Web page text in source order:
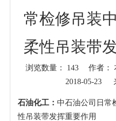
常检修吊装
柔性吊装带
浏览数量： 143 作者：
2018-05-23
石油化工： 中石油公司日常
性吊装带发挥重要作用